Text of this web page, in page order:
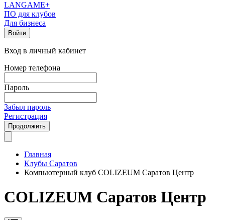
LANGAME+
ПО для клубов
Для бизнеса
Войти
Вход в личный кабинет
Номер телефона
Пароль
Забыл пароль
Регистрация
Продолжить
Главная
Клубы Саратов
Компьютерный клуб COLIZEUM Саратов Центр
COLIZEUM Саратов Центр